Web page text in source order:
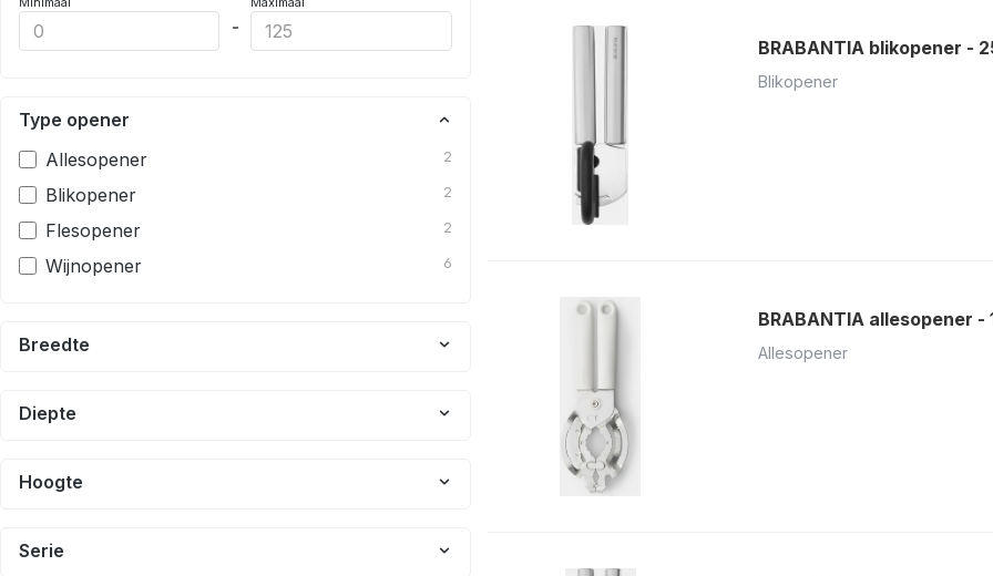
-
Type opener
Allesopener
2
Blikopener 2
Flesopener 2
Wijnopener 6
Breedte
Diepte
Hoogte
Serie
BRABANTIA blikopener -
Blikopener
BRABANTIA allesopener -
Allesopener